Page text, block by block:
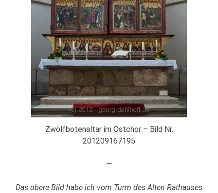
Zwölfbotenaltar im Ostchor – Bild Nr.
201209167195
—
Das obere Bild habe ich vom Turm des Alten Rathauses